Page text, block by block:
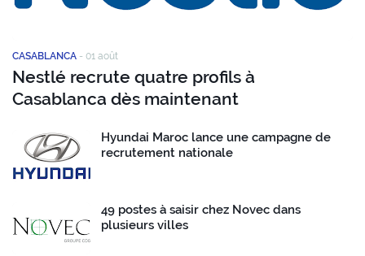
CASABLANCA - 01 août
Nestlé recrute quatre profils à
Casablanca dès maintenant
Hyundai Maroc lance une campagne de
recrutement nationale
49 postes à saisir chez Novec dans
plusieurs villes